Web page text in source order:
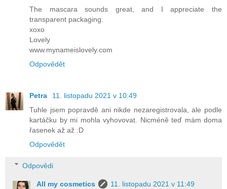
The mascara sounds great, and I appreciate the
transparent packaging.
xoxo
Lovely
www.mynameislovely.com
Odpovědět
Petra
11. listopadu 2021 v 10:49
Tuhle jsem popravdě ani nikde nezaregistrovala, ale podle
kartáčku by mi mohla vyhovovat. Nicméně teď mám doma
řasenek až až :D
Odpovědět
Odpovědi
All my cosmetics
11. listopadu 2021 v 11:49